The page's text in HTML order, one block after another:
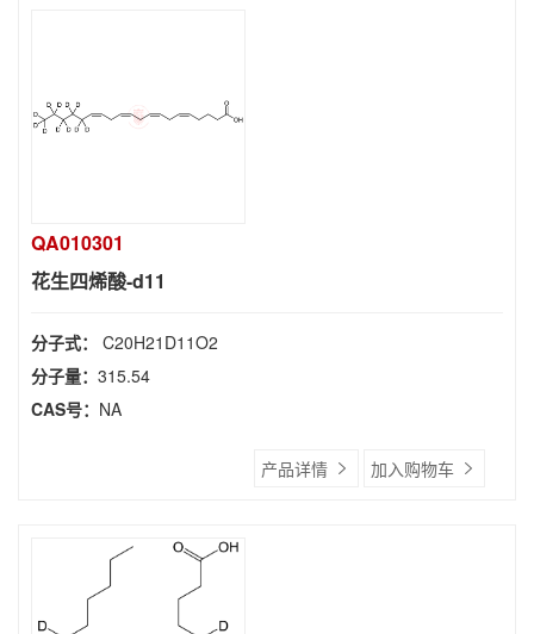
QA010301
花生四烯酸-d11
分子式： C20H21D11O2
分子量： 315.54
CAS号： NA
产品详情 加入购物车